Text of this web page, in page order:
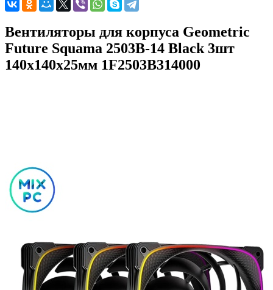
Вентиляторы для корпуса Geometric
Future Squama 2503B-14 Black 3шт
140х140x25мм 1F2503B314000